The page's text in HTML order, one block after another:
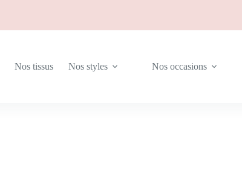
Nos tissus Nos styles Nos occasions